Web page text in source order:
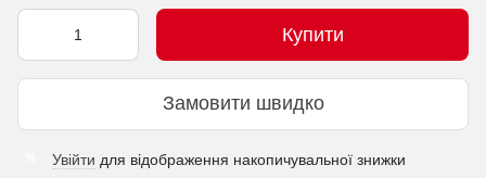
Купити
Замовити швидко
Увійти для відображення накопичувальної знижки